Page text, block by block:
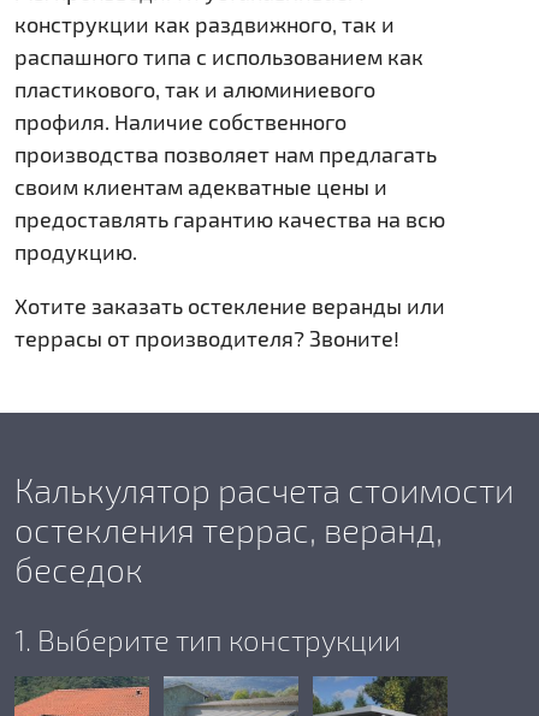
конструкции как раздвижного, так и
распашного типа с использованием как
пластикового, так и алюминиевого
профиля. Наличие собственного
производства позволяет нам предлагать
своим клиентам адекватные цены и
предоставлять гарантию качества на всю
продукцию.
Хотите заказать остекление веранды или
террасы от производителя? Звоните!
Калькулятор расчета стоимости
остекления террас, веранд,
беседок
1. Выберите тип конструкции